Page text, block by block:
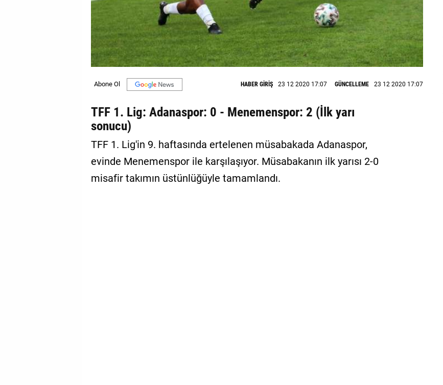
HABER GİRİŞ 23 12 2020 17:07 GÜNCELLEME 23 12 2020 17:07
TFF 1. Lig: Adanaspor: 0 - Menemenspor: 2 (İlk yarı
sonucu)
TFF 1. Lig'in 9. haftasında ertelenen müsabakada Adanaspor,
evinde Menemenspor ile karşılaşıyor. Müsabakanın ilk yarısı 2-0
misafir takımın üstünlüğüyle tamamlandı.